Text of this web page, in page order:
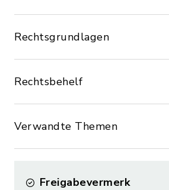
Rechtsgrundlagen
Rechtsbehelf
Verwandte Themen
Freigabevermerk